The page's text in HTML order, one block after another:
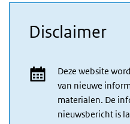
Disclaimer
Deze website
van nieuwe
materialen. De
nieuwsbericht is